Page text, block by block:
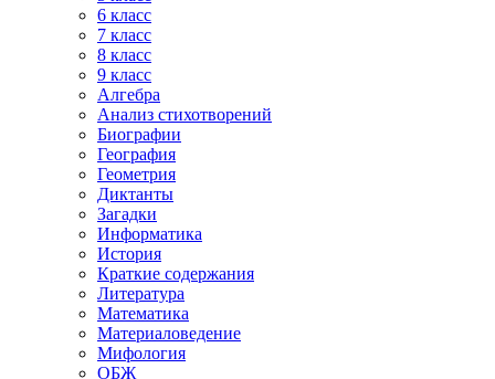
6 класс
7 класс
8 класс
9 класс
Алгебра
Анализ стихотворений
Биографии
География
Геометрия
Диктанты
Загадки
Информатика
История
Краткие содержания
Литература
Математика
Материаловедение
Мифология
ОБЖ